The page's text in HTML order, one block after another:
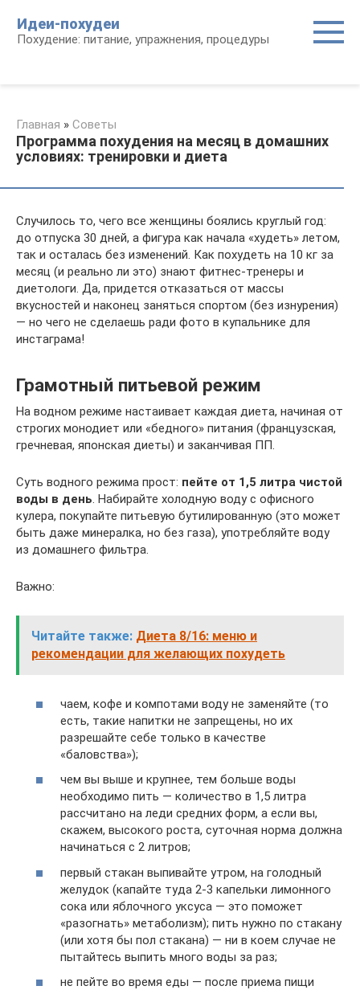
контенту
Идеи-похудеи
Похудение: питание, упражнения, процедуры
Главная » Советы
Программа похудения на месяц в домашних
условиях: тренировки и диета
Случилось то, чего все женщины боялись круглый год:
до отпуска 30 дней, а фигура как начала «худеть» летом,
так и осталась без изменений. Как похудеть на 10 кг за
месяц (и реально ли это) знают фитнес-тренеры и
диетологи. Да, придется отказаться от массы
вкусностей и наконец заняться спортом (без изнурения)
— но чего не сделаешь ради фото в купальнике для
инстаграма!
Грамотный питьевой режим
На водном режиме настаивает каждая диета, начиная от
строгих монодиет или «бедного» питания (французская,
гречневая, японская диеты) и заканчивая ПП.
Суть водного режима прост: пейте от 1,5 литра чистой
воды в день. Набирайте холодную воду с офисного
кулера, покупайте питьевую бутилированную (это может
быть даже минералка, но без газа), употребляйте воду
из домашнего фильтра.
Важно:
Читайте также: Диета 8/16: меню и
рекомендации для желающих похудеть
чаем, кофе и компотами воду не заменяйте (то
есть, такие напитки не запрещены, но их
разрешайте себе только в качестве
«баловства»);
чем вы выше и крупнее, тем больше воды
необходимо пить — количество в 1,5 литра
рассчитано на леди средних форм, а если вы,
скажем, высокого роста, суточная норма должна
начинаться с 2 литров;
первый стакан выпивайте утром, на голодный
желудок (капайте туда 2-3 капельки лимонного
сока или яблочного уксуса — это поможет
«разогнать» метаболизм); пить нужно по стакану
(или хотя бы пол стакана) — ни в коем случае не
пытайтесь выпить много воды за раз;
не пейте во время еды — после приема пищи